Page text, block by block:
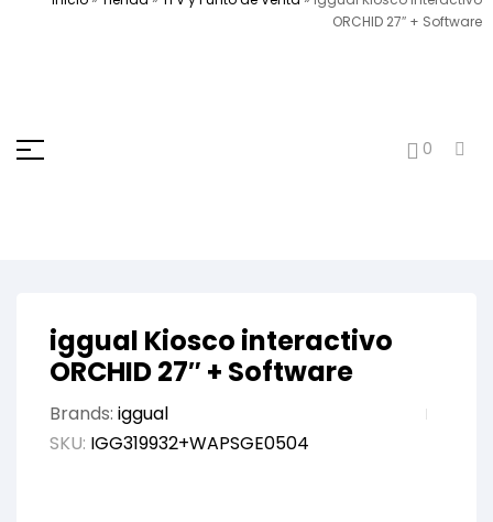
ORCHID 27″ + Software
0
iggual Kiosco interactivo
ORCHID 27″ + Software
Brands: iggual
SKU: IGG319932+WAPSGE0504